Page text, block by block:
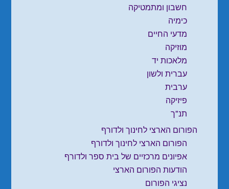
חשבון ומתמטיקה
כימיה
מדעי החיים
מוזיקה
מלאכות יד
עברית ולשון
ערבית
פיזיקה
תנ"ך
הפורום הארצי לחינוך ולדורף
הפורום הארצי לחינוך ולדורף
אפיונים מרכזיים של בית ספר ולדורף
הודעות הפורום הארצי
נציגי הפורום